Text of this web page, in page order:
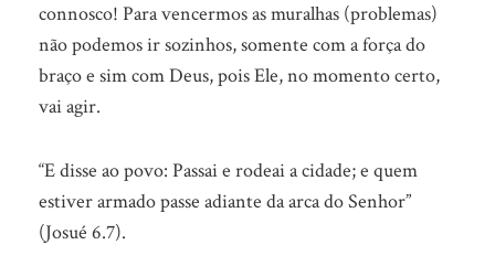
connosco! Para vencermos as muralhas (problemas)
não podemos ir sozinhos, somente com a força do
braço e sim com Deus, pois Ele, no momento certo,
vai agir.
“E disse ao povo: Passai e rodeai a cidade; e quem
estiver armado passe adiante da arca do Senhor”
(Josué 6.7).